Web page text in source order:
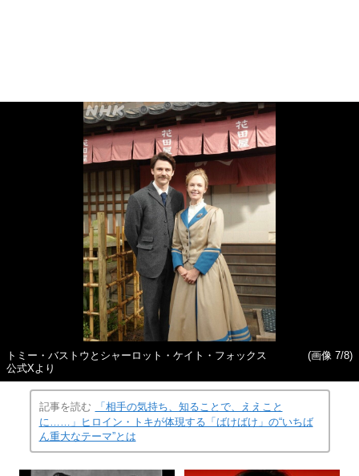
トミー・バストウとシャーロット・ケイト・フォックス
公式Xより
(画像 7/8)
記事を読む
「相手の気持ち、知ることで、ええこと
に……」ヒロイン・トキが体現する「ばけばけ」の“いちば
ん重大なテーマ”とは